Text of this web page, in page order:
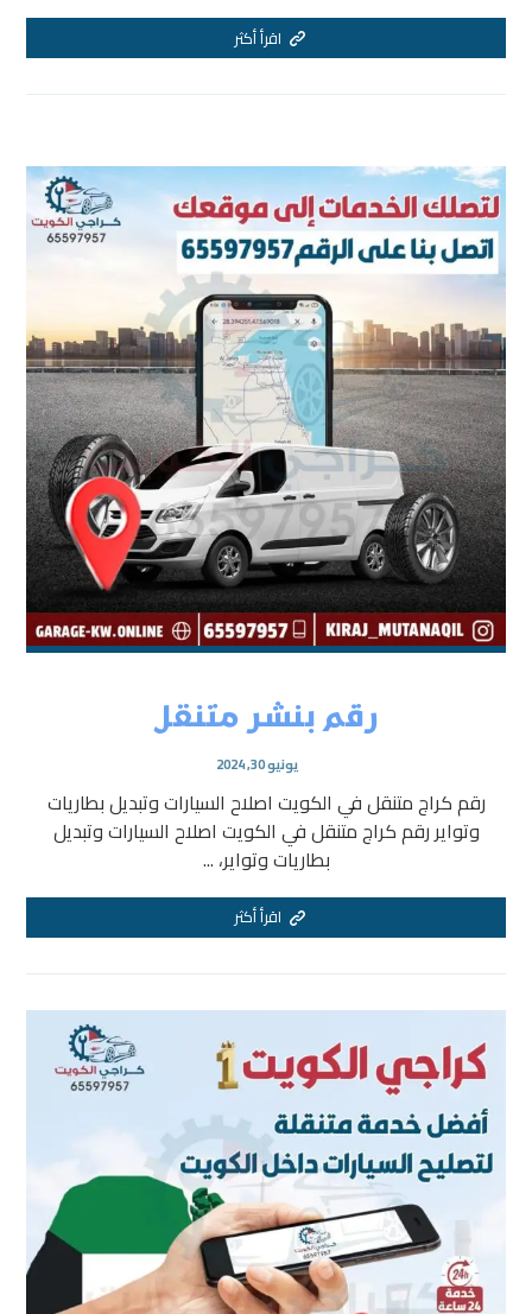
اقرأ أكثر
رقم بنشر متنقل
يونيو 30, 2024
رقم كراج متنقل في الكويت اصلاح السيارات وتبديل بطاريات
وتواير رقم كراج متنقل في الكويت اصلاح السيارات وتبديل
بطاريات وتواير، ...
اقرأ أكثر